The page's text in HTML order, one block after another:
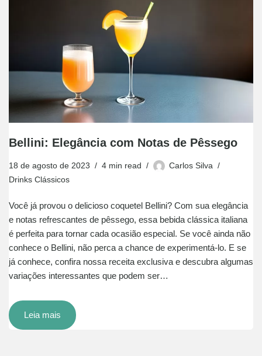
Bellini: Elegância com Notas de Pêssego
18 de agosto de 2023 4 min read
Carlos Silva
Drinks Clássicos
Você já provou o delicioso coquetel Bellini? Com sua elegância
e notas refrescantes de pêssego, essa bebida clássica italiana
é perfeita para tornar cada ocasião especial. Se você ainda não
conhece o Bellini, não perca a chance de experimentá-lo. E se
já conhece, confira nossa receita exclusiva e descubra algumas
variações interessantes que podem ser…
Leia mais